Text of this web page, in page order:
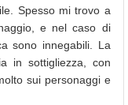
Spesso mi trovo a
e nel caso di
sono innegabili. La
in sottigliezza, con
sui personaggi e